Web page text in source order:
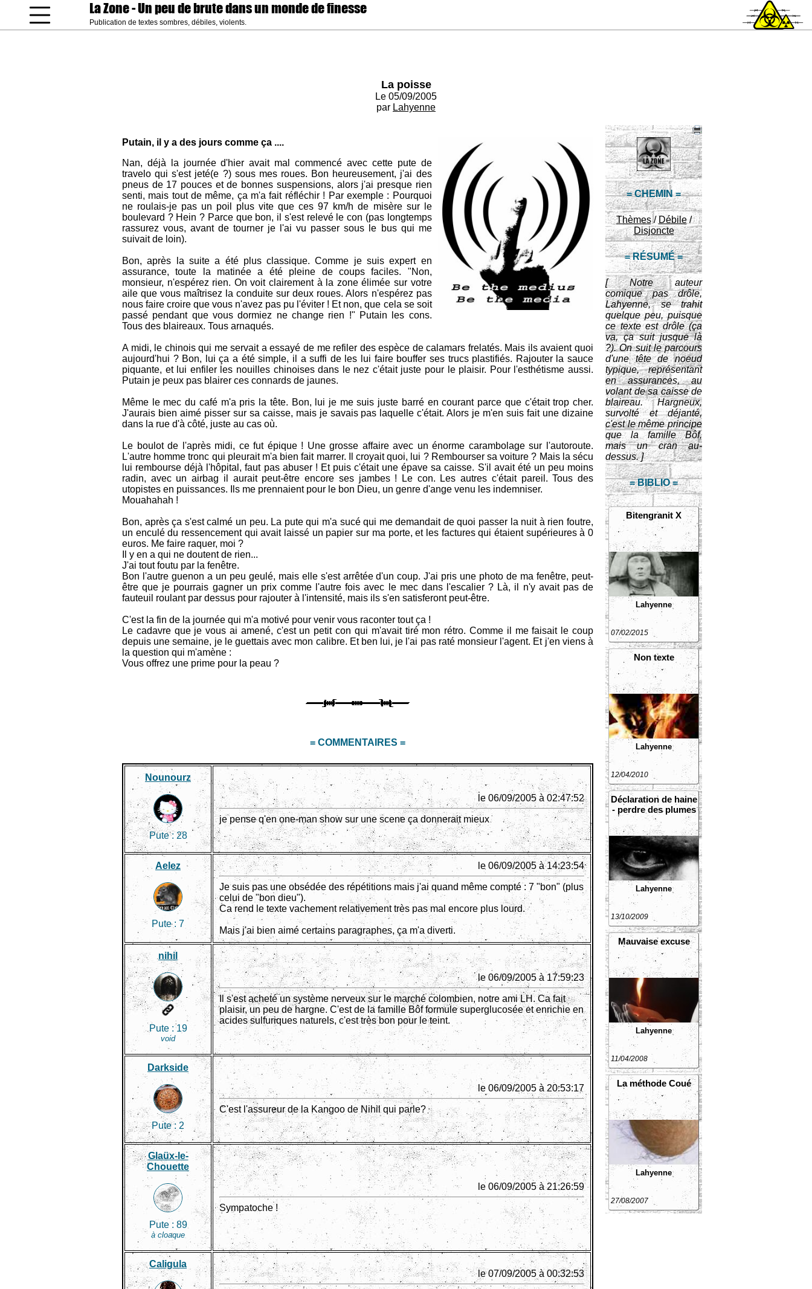
La Zone- Un peu de brute dans un monde de finesse
Publication de textes sombres, débiles, violents.
La poisse
Le 05/09/2005
par Lahyenne
= CHEMIN =
Thèmes/ Débile/
Disjoncte
= RÉSUMÉ =
[ Notre auteur
comique pas drôle,
Lahyenne, se trahit
quelque peu, puisque
ce texte est drôle (ça
va, ça suit jusque là
?). On suit le parcours
d'une tête de noeud
typique, représentant
en assurances, au
volant de sa caisse de
blaireau. Hargneux,
survolté et déjanté,
c'est le même principe
que la famille Bôf,
mais un cran au-
dessus. ]
= BIBLIO =
Bitengranit X
Lahyenne
07/02/2015
Non texte
Lahyenne
12/04/2010
Déclaration de haine
- perdre des plumes
Lahyenne
13/10/2009
Mauvaise excuse
Lahyenne
11/04/2008
La méthode Coué
Lahyenne
27/08/2007
Putain, il y a des jours comme ça ....
Nan, déjà la journée d'hier avait mal commencé avec cette pute de
travelo qui s'est jeté(e ?) sous mes roues. Bon heureusement, j'ai des
pneus de 17 pouces et de bonnes suspensions, alors j'ai presque rien
senti, mais tout de même, ça m'a fait réfléchir ! Par exemple : Pourquoi
ne roulais-je pas un poil plus vite que ces 97 km/h de misère sur le
boulevard ? Hein ? Parce que bon, il s'est relevé le con (pas longtemps
rassurez vous, avant de tourner je l'ai vu passer sous le bus qui me
suivait de loin).
Bon, après la suite a été plus classique. Comme je suis expert en
assurance, toute la matinée a été pleine de coups faciles. "Non,
monsieur, n'espérez rien. On voit clairement à la zone élimée sur votre
aile que vous maîtrisez la conduite sur deux roues. Alors n'espérez pas
nous faire croire que vous n'avez pas pu l'éviter ! Et non, que cela se soit
passé pendant que vous dormiez ne change rien !" Putain les cons.
Tous des blaireaux. Tous arnaqués.
A midi, le chinois qui me servait a essayé de me refiler des espèce de calamars frelatés. Mais ils avaient quoi
aujourd'hui ? Bon, lui ça a été simple, il a suffi de les lui faire bouffer ses trucs plastifiés. Rajouter la sauce
piquante, et lui enfiler les nouilles chinoises dans le nez c'était juste pour le plaisir. Pour l'esthétisme aussi.
Putain je peux pas blairer ces connards de jaunes.
Même le mec du café m'a pris la tête. Bon, lui je me suis juste barré en courant parce que c'était trop cher.
J'aurais bien aimé pisser sur sa caisse, mais je savais pas laquelle c'était. Alors je m'en suis fait une dizaine
dans la rue d'à côté, juste au cas où.
Le boulot de l'après midi, ce fut épique ! Une grosse affaire avec un énorme carambolage sur l'autoroute.
L'autre homme tronc qui pleurait m'a bien fait marrer. Il croyait quoi, lui ? Rembourser sa voiture ? Mais la sécu
lui rembourse déjà l'hôpital, faut pas abuser ! Et puis c'était une épave sa caisse. S'il avait été un peu moins
radin, avec un airbag il aurait peut-être encore ses jambes ! Le con. Les autres c'était pareil. Tous des
utopistes en puissances. Ils me prennaient pour le bon Dieu, un genre d'ange venu les indemniser.
Mouahahah !
Bon, après ça s'est calmé un peu. La pute qui m'a sucé qui me demandait de quoi passer la nuit à rien foutre,
un enculé du ressencement qui avait laissé un papier sur ma porte, et les factures qui étaient supérieures à 0
euros. Me faire raquer, moi ?
Il y en a qui ne doutent de rien...
J'ai tout foutu par la fenêtre.
Bon l'autre guenon a un peu geulé, mais elle s'est arrêtée d'un coup. J'ai pris une photo de ma fenêtre, peut-
être que je pourrais gagner un prix comme l'autre fois avec le mec dans l'escalier ? Là, il n'y avait pas de
fauteuil roulant par dessus pour rajouter à l'intensité, mais ils s'en satisferont peut-être.
C'est la fin de la journée qui m'a motivé pour venir vous raconter tout ça !
Le cadavre que je vous ai amené, c'est un petit con qui m'avait tiré mon rétro. Comme il me faisait le coup
depuis une semaine, je le guettais avec mon calibre. Et ben lui, je l'ai pas raté monsieur l'agent. Et j'en viens à
la question qui m'amène :
Vous offrez une prime pour la peau ?
= COMMENTAIRES =
Nounourz
Pute :28
le 06/09/2005 à 02:47:52
je pense q'en one-man show sur une scene ça donnerait mieux
Aelez
Pute : 7
le 06/09/2005 à 14:23:54
Je suis pas une obsédée des répétitions mais j'ai quand même compté : 7 "bon" (plus
celui de "bon dieu").
Ca rend le texte vachement relativement très pas mal encore plus lourd.
Mais j'ai bien aimé certains paragraphes, ça m'a diverti.
nihil
Pute :19
void
le 06/09/2005 à 17:59:23
Il s'est acheté un système nerveux sur le marché colombien, notre ami LH. Ca fait
plaisir, un peu de hargne. C'est de la famille Bôf formule superglucosée et enrichie en
acides sulfuriques naturels, c'est très bon pour le teint.
Darkside
Pute : 2
le 06/09/2005 à 20:53:17
C'est l'assureur de la Kangoo de Nihil qui parle?
Glaüx-le-
Chouette
Pute : 89
à cloaque
le 06/09/2005 à 21:26:59
Sympatoche !
Caligula
le 07/09/2005 à 00:32:53